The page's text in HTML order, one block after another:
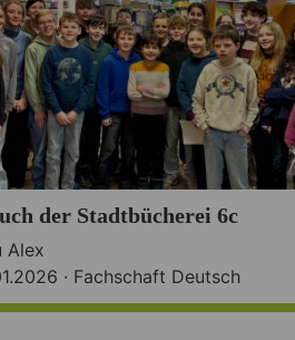
der Stadtbücherei 6c
Alex
· Fachschaft Deutsch